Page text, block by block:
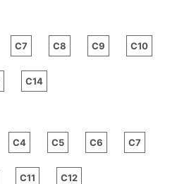
C7 C8 C9 C10
C14
C4 C5 C6 C7
C11 C12